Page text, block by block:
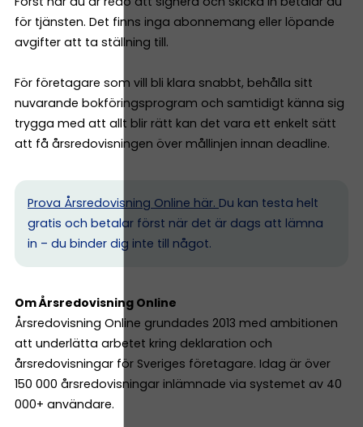
för tjänsten. Det finns inga abonnemang eller löpande
avgifter att ta ställning till.
För företagare som vill bli klara snabbt, behålla sitt
nuvarande bokföringsprogram och samtidigt känna sig
trygga med att allt blir rätt kan det vara ett enkelt sätt
att få årsredovisningen över mållinjen innan deadline.
Prova Årsredovisning Online här. Du kan testa helt
gratis och betalar först när det är dags att lämna
in – du binder dig inte till något.
Om Årsredovisning Online
Årsredovisning Online grundades 2013 med ambitionen
att underlätta arbetet kring deklaration och
årsredovisningar för Sveriges företagare. Idag är över
150 000 årsredovisningar inlämnade via systemet av 40
000+ användare.